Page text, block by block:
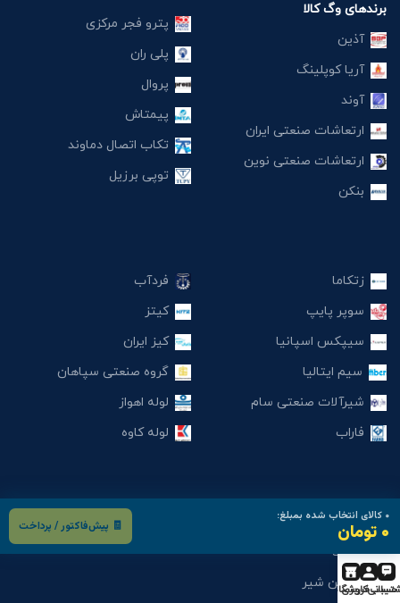
۰ کالای انتخاب شده بمبلغ:
۰ تومان 🧾 پیش‌فاکتور / پرداخت
برندهای وگ کالا
آذین
آریا کوپلینگ
آوند
ارتعاشات صنعتی ایران
ارتعاشات صنعتی نوین
بنکن
پترو فجر مرکزی
پلی ران
پروال
پیمتاش
تکاب اتصال دماوند
توپی برزیل
زتکاما
سوپر پایپ
سیپکس اسپانیا
سیم ایتالیا
شیرآلات صنعتی سام
فاراب
فردآب
کیتز
کیز ایران
گروه صنعتی سپاهان
لوله اهواز
لوله کاوه
مک Mech
میراب
نگین شیرحساب کاربری
فروشگاه